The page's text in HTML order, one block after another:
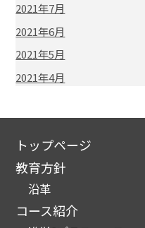
2021年7月
2021年6月
2021年5月
2021年4月
トップページ
教育方針
沿革
コース紹介